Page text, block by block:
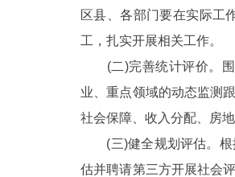
12345网上接
走进北京
北京概况
区县、各部门要在实际工
工，扎实开展相关工作。
(二)完善统计评价。围
业、重点领域的动态监测
社会保障、收入分配、房
(三)健全规划评估。根
估并聘请第三方开展社会